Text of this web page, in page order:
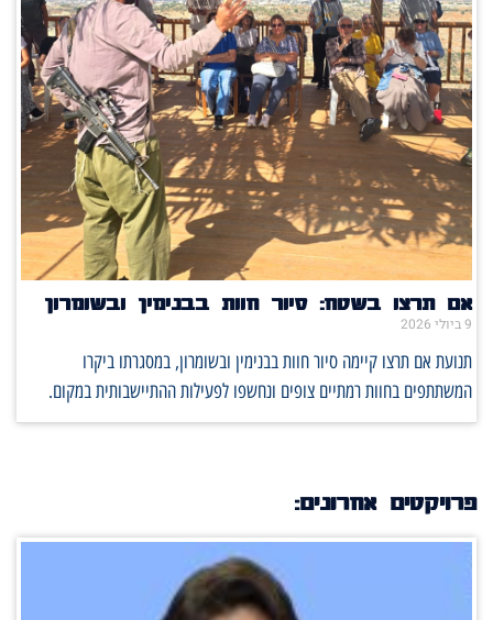
אם תרצו בשטח: סיור חוות בבנימין ובשומרון
9 ביולי 2026
תנועת אם תרצו קיימה סיור חוות בבנימין ובשומרון, במסגרתו ביקרו
המשתתפים בחוות רמתיים צופים ונחשפו לפעילות ההתיישבותית במקום.
פרויקטים אחרונים: